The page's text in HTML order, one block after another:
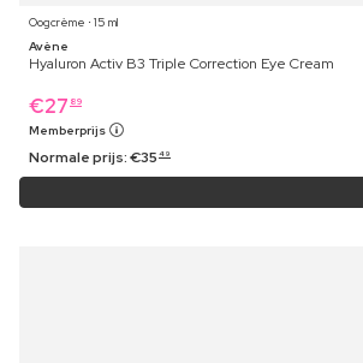
Oogcrème ⋅ 15 ml
Avène
Hyaluron Activ B3 Triple Correction Eye Cream
€27 89
Memberprijs
Normale prijs:€35 49